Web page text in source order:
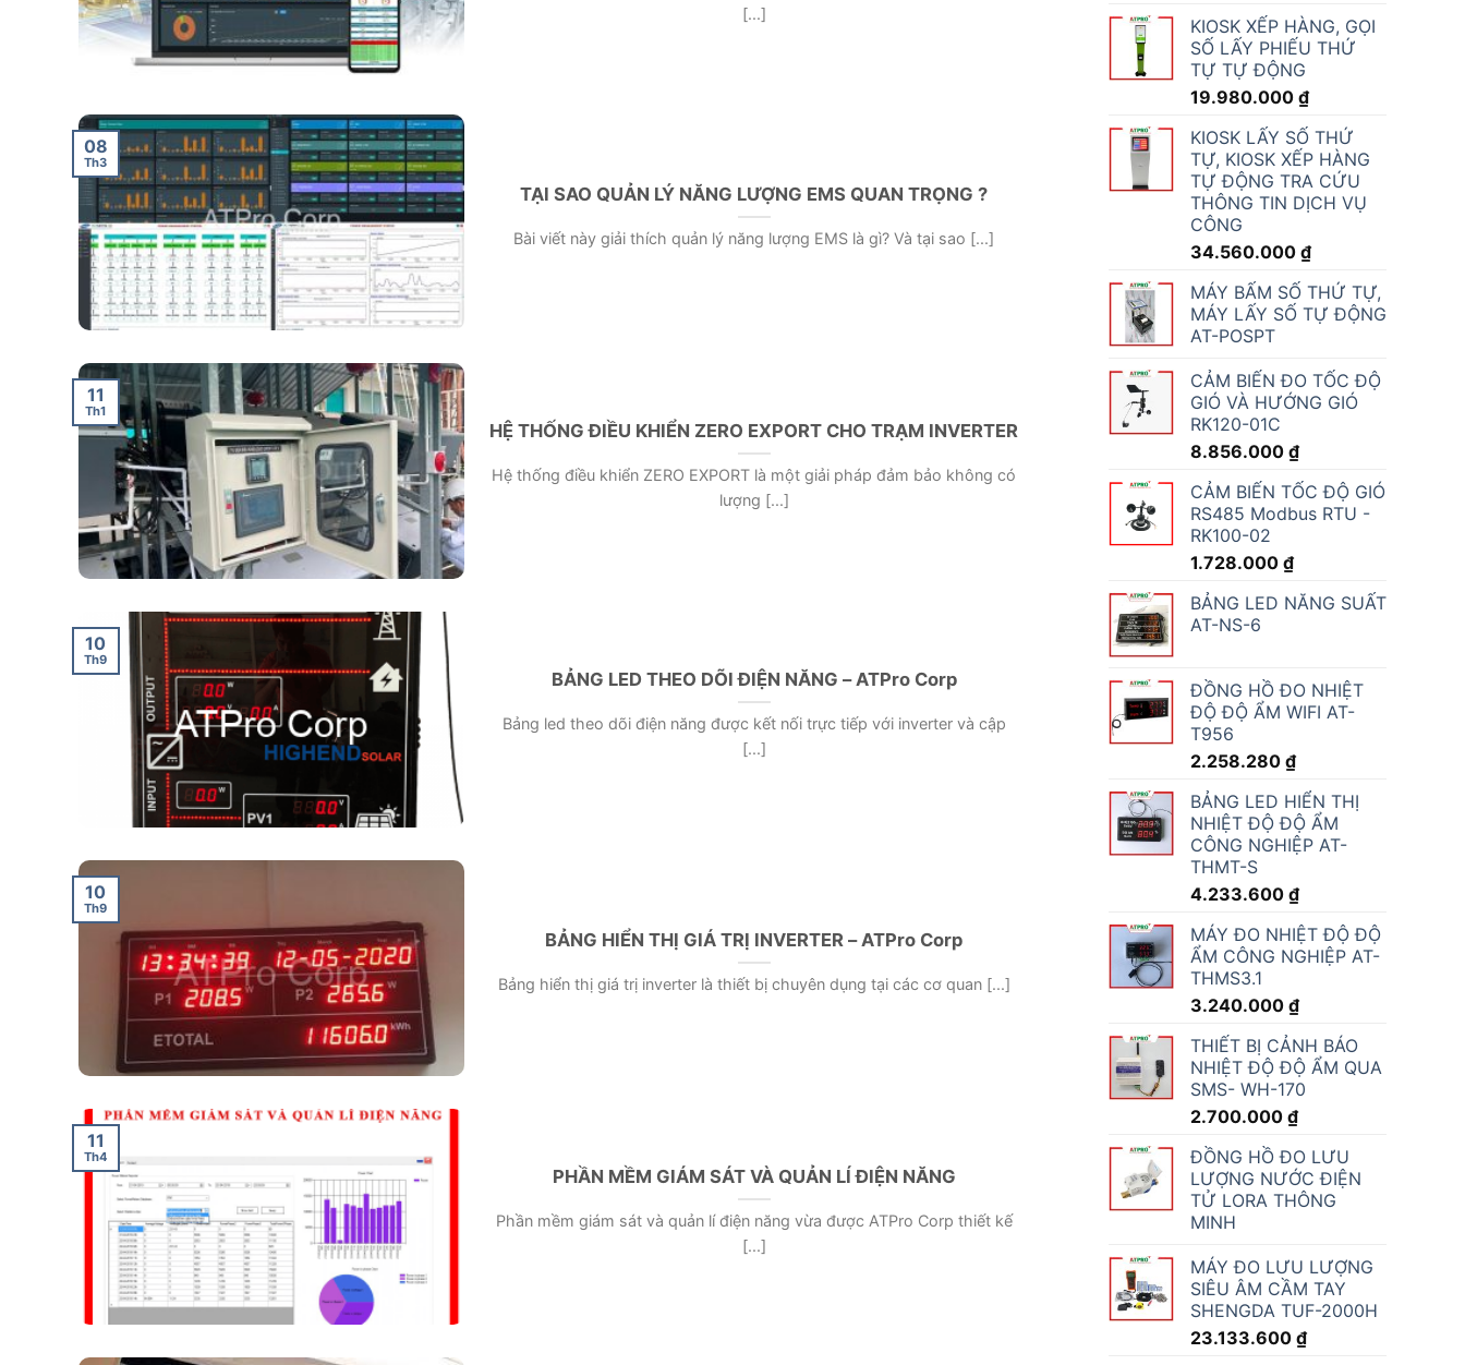
[...]
TẠI SAO QUẢN LÝ NĂNG LƯỢNG EMS QUAN TRỌNG ?
Bài viết này giải thích quản lý năng lượng EMS là gì? Và tại sao [...]
08
Th3
HỆ THỐNG ĐIỀU KHIỂN ZERO EXPORT CHO TRẠM INVERTER
Hệ thống điều khiển ZERO EXPORT là một giải pháp đảm bảo không có
lượng [...]
11
Th1
BẢNG LED THEO DÕI ĐIỆN NĂNG – ATPro Corp
Bảng led theo dõi điện năng được kết nối trực tiếp với inverter và cập
[...]
10
Th9
BẢNG HIỂN THỊ GIÁ TRỊ INVERTER – ATPro Corp
Bảng hiển thị giá trị inverter là thiết bị chuyên dụng tại các cơ quan [...]
10
Th9
PHẦN MỀM GIÁM SÁT VÀ QUẢN LÍ ĐIỆN NĂNG
Phần mềm giám sát và quản lí điện năng vừa được ATPro Corp thiết kế
[...]
11
Th4
KIOSK XẾP HÀNG, GỌI
SỐ LẤY PHIẾU THỨ
TỰ TỰ ĐỘNG
19.980.000 ₫
KIOSK LẤY SỐ THỨ
TỰ, KIOSK XẾP HÀNG
TỰ ĐỘNG TRA CỨU
THÔNG TIN DỊCH VỤ
CÔNG
34.560.000 ₫
MÁY BẤM SỐ THỨ TỰ,
MÁY LẤY SỐ TỰ ĐỘNG
AT-POSPT
CẢM BIẾN ĐO TỐC ĐỘ
GIÓ VÀ HƯỚNG GIÓ
RK120-01C
8.856.000 ₫
CẢM BIẾN TỐC ĐỘ GIÓ
RS485 Modbus RTU -
RK100-02
1.728.000 ₫
BẢNG LED NĂNG SUẤT
AT-NS-6
ĐỒNG HỒ ĐO NHIỆT
ĐỘ ĐỘ ẨM WIFI AT-
T956
2.258.280 ₫
BẢNG LED HIỂN THỊ
NHIỆT ĐỘ ĐỘ ẨM
CÔNG NGHIỆP AT-
THMT-S
4.233.600 ₫
MÁY ĐO NHIỆT ĐỘ ĐỘ
ẨM CÔNG NGHIỆP AT-
THMS3.1
3.240.000 ₫
THIẾT BỊ CẢNH BÁO
NHIỆT ĐỘ ĐỘ ẨM QUA
SMS- WH-170
2.700.000 ₫
ĐỒNG HỒ ĐO LƯU
LƯỢNG NƯỚC ĐIỆN
TỬ LORA THÔNG
MINH
MÁY ĐO LƯU LƯỢNG
SIÊU ÂM CẦM TAY
SHENGDA TUF-2000H
23.133.600 ₫